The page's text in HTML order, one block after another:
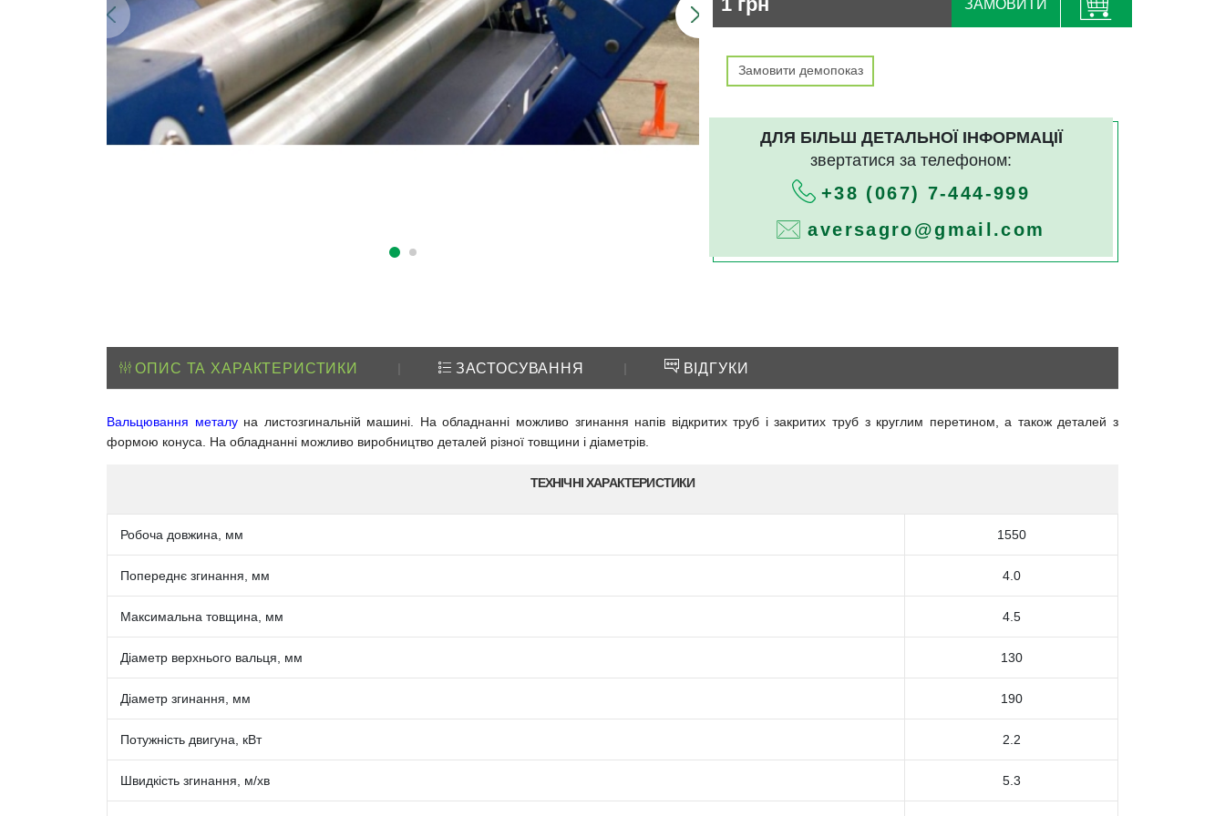
УСТАТКУВАННЯ ДЛЯ ТЕЛЕСКОПІЧНИХ НАВАНТАЖУВАЧІВ
ЗРОШУВАЛЬНІ СИСТЕМИ
ЗАМОВИТИ
Замовити демопоказ
ДЛЯ БІЛЬШ ДЕТАЛЬНОЇ ІНФОРМАЦІЇ
звертатися за телефоном:
+38 (067) 7-444-999
aversagro@gmail.com
ОПИС ТА ХАРАКТЕРИСТИКИ ЗАСТОСУВАННЯ ВІДГУКИ
Вальцювання металуна листозгинальній машині. На обладнанні можливо згинання напів відкритих труб і закритих труб з круглим перетином, а також деталей з
формою конуса. На обладнанні можливо виробництво деталей різної товщини і діаметрів.
ТЕХНІЧНІ ХАРАКТЕРИСТИКИ
Робоча довжина, мм 1550
Попереднє згинання, мм 4.0
Максимальна товщина, мм 4.5
Діаметр верхнього вальця, мм 130
Діаметр згинання, мм 190
Потужність двигуна, кВт 2.2
Швидкість згинання, м/хв 5.3